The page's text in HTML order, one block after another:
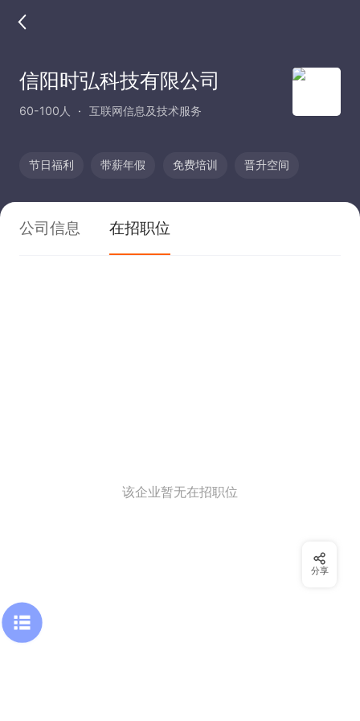
信阳时弘科技有限公司
60-100人 互联网信息及技术服务
节日福利 带薪年假 免费培训 晋升空间
公司信息 在招职位
该企业暂无在招职位
分享